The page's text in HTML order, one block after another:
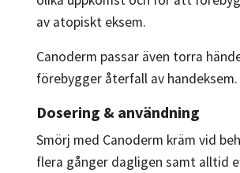
av atopiskt eksem.
Canoderm passar även torra
förebygger återfall av handeksem.
Dosering & användning
Smörj med Canoderm kräm vid
flera gånger dagligen samt alltid